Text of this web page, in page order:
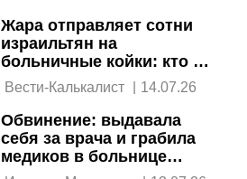
Жара отправляет сотни
израильтян на
больничные койки: кто в
наибольшей опасности
Вести-Калькалист | 14.07.26
Обвинение: выдавала
себя за врача и грабила
медиков в больнице
Афулы